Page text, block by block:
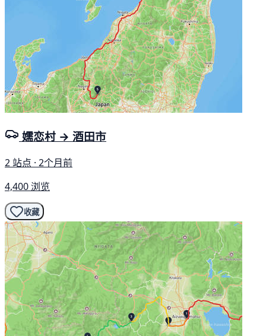
嬬恋村 → 酒田市
2 站点 · 2个月前
4,400 浏览
收藏